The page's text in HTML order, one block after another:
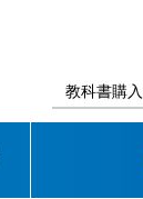
教科書購